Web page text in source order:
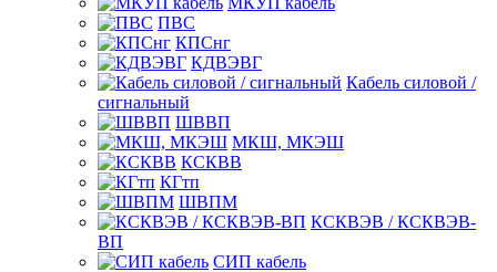
ПВС
КПСнг
КДВЭВГ
Кабель силовой /
сигнальный
ШВВП
МКШ, МКЭШ
КСКВВ
КГтп
ШВПМ
КСКВЭВ / КСКВЭВ-
ВП
СИП кабель